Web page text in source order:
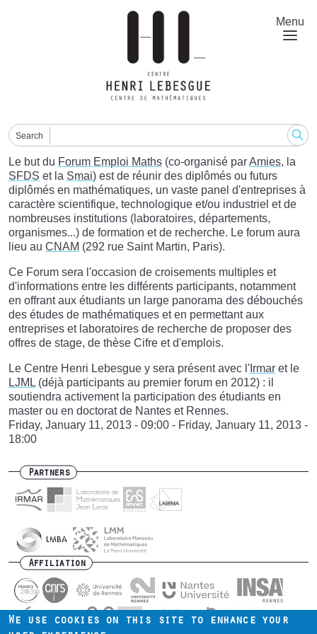
Menu
Search
Le but du Forum Emploi Maths (co-organisé parAmies, la
SFDS et la Smai) est de réunir des diplômés ou futurs
diplômés en mathématiques, un vaste panel d'entreprises à
caractère scientifique, technologique et/ou industriel et de
nombreuses institutions (laboratoires, départements,
organismes...) de formation et de recherche. Le forum aura
lieu au CNAM (292 rue Saint Martin, Paris).
Ce Forum sera l'occasion de croisements multiples et
d'informations entre les différents participants, notamment
en offrant aux étudiants un large panorama des débouchés
des études de mathématiques et en permettant aux
entreprises et laboratoires de recherche de proposer des
offres de stage, de thèse Cifre et d'emplois.
Le Centre Henri Lebesgue y sera présent avec l' Irmar et le
LJML(déjà participants au premier forum en 2012) : il
soutiendra activement la participation des étudiants en
master ou en doctorat de Nantes et Rennes.
Friday, January 11, 2013 - 09:00 - Friday, January 11, 2013 -
18:00
Partners
Affiliation
We use cookies on this site to enhance your